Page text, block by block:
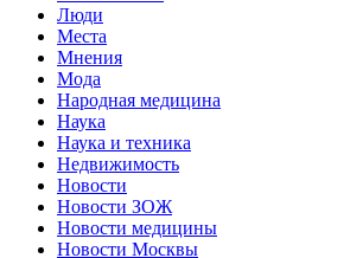
Люди
Места
Мнения
Мода
Народная медицина
Наука
Наука и техника
Недвижимость
Новости
Новости ЗОЖ
Новости медицины
Новости Москвы